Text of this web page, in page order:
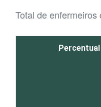
Total de
Percentual